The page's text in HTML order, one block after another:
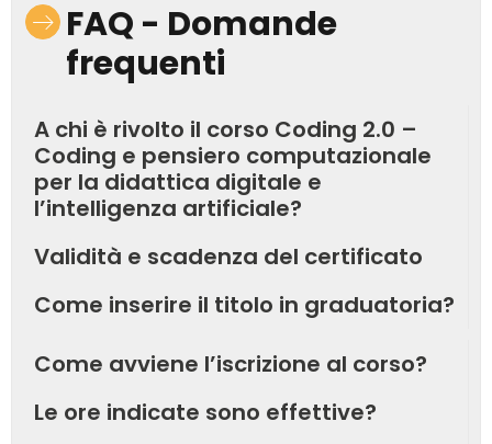
FAQ - Domande
frequenti
A chi è rivolto il corso Coding 2.0 –
Coding e pensiero computazionale
per la didattica digitale e
l’intelligenza artificiale?
Validità e scadenza del certificato
Come inserire il titolo in graduatoria?
Come avviene l’iscrizione al corso?
Le ore indicate sono effettive?